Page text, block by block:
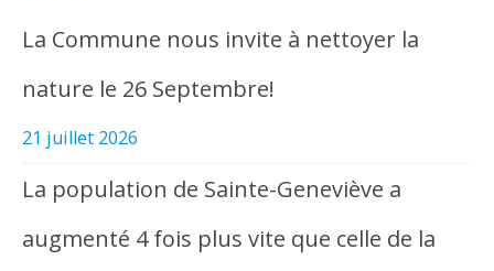
La Commune nous invite à nettoyer la
nature le 26 Septembre!
21 juillet 2026
La population de Sainte-Geneviève a
augmenté 4 fois plus vite que celle de la